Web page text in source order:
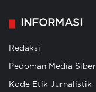
INFORMASI
Redaksi
Pedoman Media Siber
Kode Etik Jurnalistik